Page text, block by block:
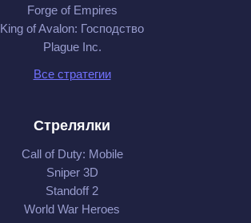
Forge of Empires
King of Avalon: Господство
Plague Inc.
Все стратегии
Стрелялки
Call of Duty: Mobile
Sniper 3D
Standoff 2
World War Heroes